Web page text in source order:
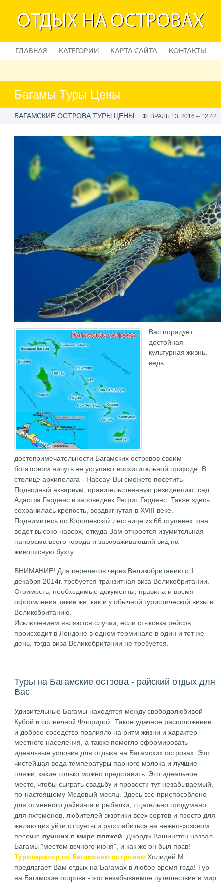
ОТДЫХ НА ОСТРОВАХ
ГЛАВНАЯ КАТЕГОРИИ КАРТА САЙТА КОНТАКТЫ
Багамы Туры Цены
БАГАМСКИЕ ОСТРОВА ТУРЫ ЦЕНЫ ФЕВРАЛЬ 13, 2016 – 12:42
Вас порадует
достойная
культурная жизнь,
ведь
достопримечательности Багамских островов своим
богатством ничуть не уступают восхитительной природе. В
столице архипелага - Нассау, Вы сможете посетить
Подводный аквариум, правительственную резиденцию, сад
Адастра Гарденс и заповедник Ретрит Гарденс. Также здесь
сохранилась крепость, воздвигнутая в XVIII веке.
Поднимитесь по Королевской лестнице из 66 ступенек: она
ведет высоко наверх, откуда Вам откроется изумительная
панорама всего города и завораживающий вид на
живописную бухту.
ВНИМАНИЕ! Для перелетов через Великобританию с 1
декабря 2014г. требуется транзитная виза Великобритании.
Стоимость, необходимые документы, правила и время
оформления такие же, как и у обычной туристической визы в
Великобританию.
Исключением являются случаи, если стыковка рейсов
происходит в Лондоне в одном терминале в один и тот же
день, тогда виза Великобритании не требуется.
Туры на Багамские острова - райский отдых для
Вас
Удивительные Багамы находятся между свободолюбивой
Кубой и солнечной Флоридой. Такое удачное расположение
и доброе соседство повлияло на ритм жизни и характер
местного населения, а также помогло сформировать
идеальные условия для отдыха на Багамских островах. Это
чистейшая вода температуры парного молока и лучшие
пляжи, какие только можно представить. Это идеальное
место, чтобы сыграть свадьбу и провести тут незабываемый,
по-настоящему Медовый месяц. Здесь все приспособлено
для отменного дайвинга и рыбалки, тщательно продумано
для яхтсменов, любителей экзотики всех сортов и просто для
желающих уйти от суеты и расслабиться на нежно-розовом
песочкелучших в мире пляжей . Джордж Вашингтон назвал
Багамы "местом вечного июня", и как же он был прав!
Туроператор по Багамским островам Холидей М
предлагает Вам отдых на Багамах в любое время года! Тур
на Багамские острова - это незабываемое путешествие в мир